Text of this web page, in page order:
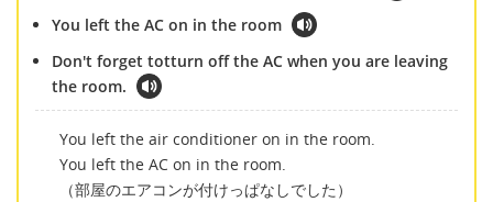
You left the AC on in the room
Don't forget totturn off the AC when you are leaving
the room.
You left the air conditioner on in the room.
You left the AC on in the room.
（部屋のエアコンが付けっぱなしでした）